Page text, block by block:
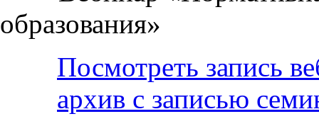
образования»
Посмотреть запись
архив с записью